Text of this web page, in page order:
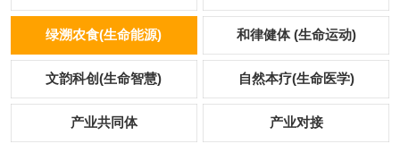
绿溯农食(生命能源) 和律健体 (生命运动)
文韵科创(生命智慧) 自然本疗(生命医学)
产业共同体 产业对接